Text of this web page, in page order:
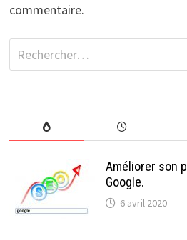
commentaire.
Rechercher :
Améliorer son
Google.
6 avril 2020